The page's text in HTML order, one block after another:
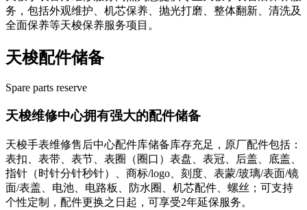
务，包括外观维护、机芯保养、抛光打磨、整体翻新、清洗及
全面保养等天梭保养服务项目。
天梭配件储备
Spare parts reserve
天梭维修中心拥有强大的配件储备
天梭手表维修售后中心配件库储备库存充足，原厂配件包括：
表扣、表带、表节、表圈（圈口）表盘、表冠、后盖、底盖、
指针（时针分针秒针）、商标/logo、刻度、表蒙/玻璃/表面/镜
面/表盖、电池、电路板、防水圈、机芯配件、螺丝；可支持
个性定制，配件更换之日起，可享受2年延保服务。